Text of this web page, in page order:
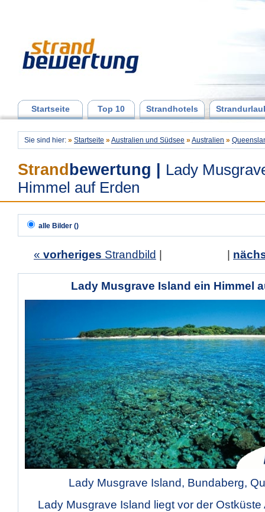
Startseite Top 10 Strandhotels
Sie sind hier: » Startseite » Australien und Südsee » Australien »
Strand bewertung
Lady
Himmel auf Erden
alle Bilder ()
« vorheriges Strandbild
Lady Musgrave Island ein Himmel
Lady Musgrave Island, Bundaberg,
Lady Musgrave Island liegt vor der Ostküste